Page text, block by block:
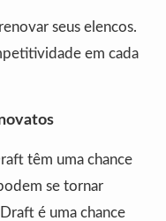
seus elencos.
em cada
têm uma chance
se tornar
é uma chance